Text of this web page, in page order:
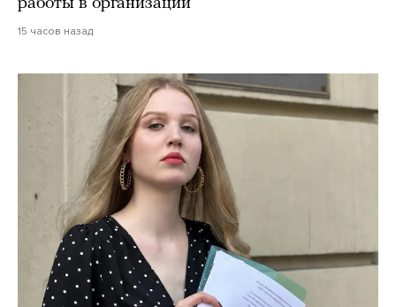
работы в организации
15 часов назад